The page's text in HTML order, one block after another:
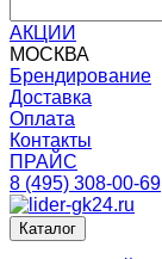
АКЦИИ
МОСКВА
Брендирование
Доставка
Оплата
Контакты
ПРАЙС
8 (495) 308-00-69
Каталог